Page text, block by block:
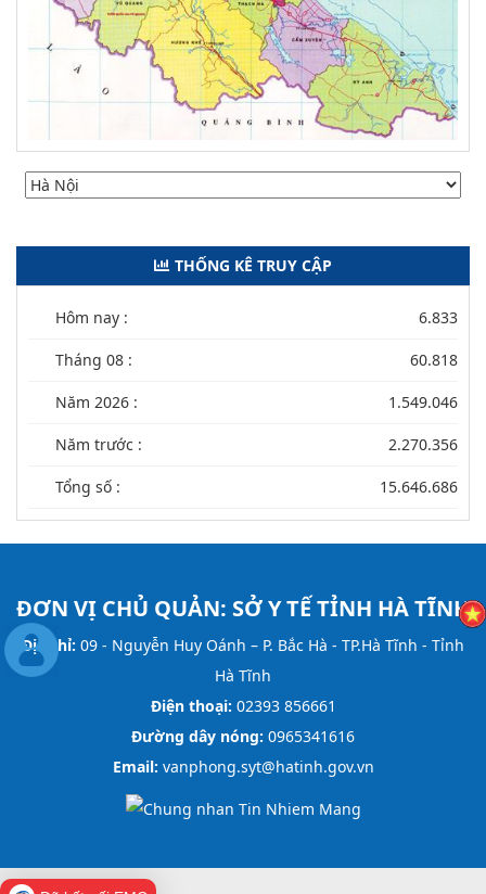
THỐNG KÊ TRUY CẬP
Hôm nay : 6.833
Tháng 08 : 60.818
Năm 2026 : 1.549.046
Năm trước : 2.270.356
Tổng số : 15.646.686
ĐƠN VỊ CHỦ QUẢN: SỞ Y TẾ TỈNH HÀ TĨNH
Địa chỉ: 09 - Nguyễn Huy Oánh – P. Bắc Hà - TP.Hà Tĩnh - Tỉnh
Hà Tĩnh
Điện thoại: 02393 856661
Đường dây nóng: 0965341616
Email: vanphong.syt@hatinh.gov.vn